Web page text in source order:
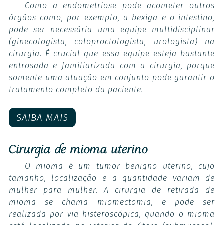
Como a endometriose pode acometer outros
órgãos como, por exemplo, a bexiga e o intestino,
pode ser necessária uma equipe multidisciplinar
(ginecologista, coloproctologista, urologista) na
cirurgia. É crucial que essa equipe esteja bastante
entrosada e familiarizada com a cirurgia, porque
somente uma atuação em conjunto pode garantir o
tratamento completo da paciente.
SAIBA MAIS
Cirurgia de mioma uterino
O mioma é um tumor benigno uterino, cujo
tamanho, localização e a quantidade variam de
mulher para mulher. A cirurgia de retirada de
mioma se chama miomectomia, e pode ser
realizada por via histeroscópica, quando o mioma